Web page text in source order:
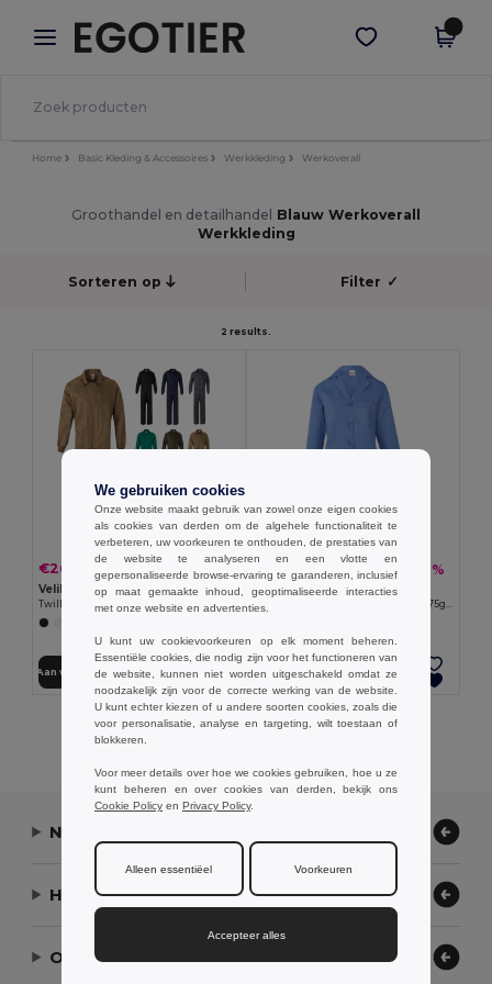
× Egotier-app
Betere prijzen in de app!
Download app
Home Basic Kleding & Accessoires Werkkleding Werkoverall
Groothandel en detailhandel Blauw Werkoverall
Werkkleding
Sorteren op Filter ✓
2 results.
€26.96 -38%
Velilla 36086
Twill jumpsuit (200g/m²), van katoen (35%) en polyester (65%)
Aan winkelwagen toevoegen
€18.56 €29.73 -38%
Velilla 36135
Keperstofsok met lange mouwen (175g/m²), van keperstof katoen (35%) en polyester (65%)
Aan winkelwagen toevoegen
Alle Producten Tonen.
Neem contact op
Hulp nodig?
Ons bedrijf
We gebruiken cookies
Onze website maakt gebruik van zowel onze eigen cookies
als cookies van derden om de algehele functionaliteit te
verbeteren, uw voorkeuren te onthouden, de prestaties van
de website te analyseren en een vlotte en
gepersonaliseerde browse-ervaring te garanderen, inclusief
op maat gemaakte inhoud, geoptimaliseerde interacties
met onze website en advertenties.
U kunt uw cookievoorkeuren op elk moment beheren.
Essentiële cookies, die nodig zijn voor het functioneren van
de website, kunnen niet worden uitgeschakeld omdat ze
noodzakelijk zijn voor de correcte werking van de website.
U kunt echter kiezen of u andere soorten cookies, zoals die
voor personalisatie, analyse en targeting, wilt toestaan of
blokkeren.
Voor meer details over hoe we cookies gebruiken, hoe u ze
kunt beheren en over cookies van derden, bekijk ons
Cookie Policy en Privacy Policy.
Alleen essentiëel Voorkeuren
Accepteer alles